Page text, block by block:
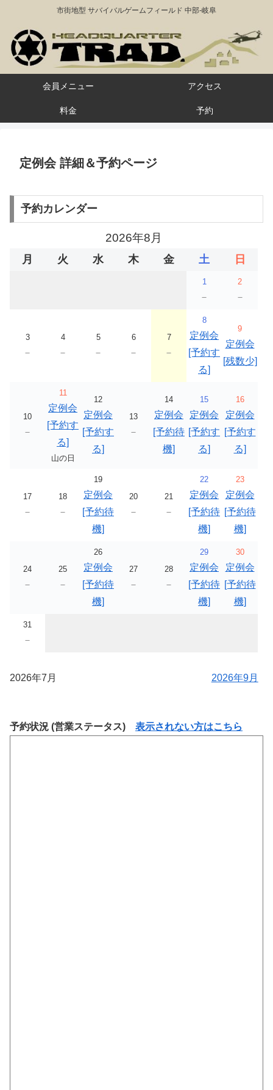
市街地型 サバイバルゲームフィールド 中部-岐阜
会員メニュー アクセス
料金 予約
定例会 詳細＆予約ページ
予約カレンダー
2026年8月
月 火 水 木 金 土 日
1
－
2
－
3
－
4
－
5
－
6
－
7
－
8
定例会
[予約す
る]
9
定例会
[残数少]
10
－
11
定例会
[予約す
る]
山の日
12
定例会
[予約す
る]
13
－
14
定例会
[予約待
機]
15
定例会
[予約す
る]
16
定例会
[予約す
る]
17
－
18
－
19
定例会
[予約待
機]
20
－
21
－
22
定例会
[予約待
機]
23
定例会
[予約待
機]
24
－
25
－
26
定例会
[予約待
機]
27
－
28
－
29
定例会
[予約待
機]
30
定例会
[予約待
機]
31
－
2026年7月 2026年9月
予約状況 (営業ステータス) 表示されない方はこちら